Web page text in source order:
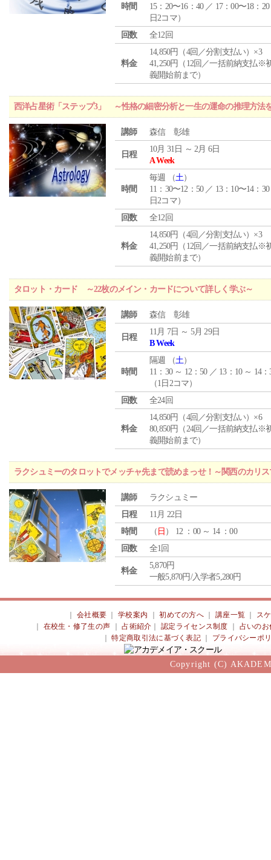
時間
15：20〜16：40 ／ 17：00〜18：
日2コマ）
回数
全12回
料金
14,850円（4回／分割支払い）×3
41,250円（12回／一括前納支払※
義開始前まで）
西洋占星術「ステップ3」 ～性格の細密分析と一生の運命の推理方法
講師 森信 彰雄
日程
10月 31日 ～ 2月 6日
A Week
時間
毎週 （土）
11：30〜12：50 ／ 13：10〜14：
日2コマ）
回数
全12回
料金
14,850円（4回／分割支払い）×3
41,250円（12回／一括前納支払※
義開始前まで）
タロット・カード ～22枚のメイン・カードについて詳しく学ぶ～
講師 森信 彰雄
日程
11月 7日 ～ 5月 29日
B Week
時間
隔週 （土）
11：30 ～ 12：50 ／ 13：10 ～ 14：
（1日2コマ）
回数
全24回
料金
14,850円（4回／分割支払い）×6
80,850円（24回／一括前納支払※
義開始前まで）
ラクシュミーのタロットでメッチャ先まで読めまっせ！～関西のカリ
講師
ラクシュミー
日程
11月 22日
時間
（ 日 ） 12 ：00 ～ 14 ：00
回数
全1回
料金
5,870円
一般5,870円/入学者5,280円
会社概要 ｜学校案内 ｜初めての方へ 講座一覧
ス
在校生・修了生の声 ｜占術紹介 ｜認定ライセンス制度
占いのお
｜特定商取引法に基づく表記 プライバシーポ
Copyright (C)